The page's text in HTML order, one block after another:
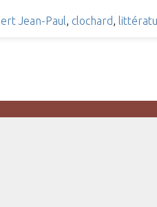
Jean-Paul, clochard,